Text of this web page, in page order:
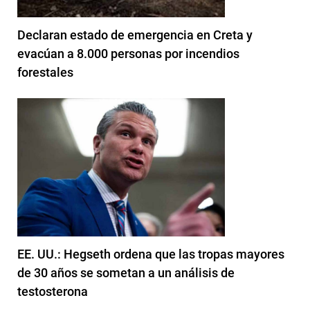
Declaran estado de emergencia en Creta y
evacúan a 8.000 personas por incendios
forestales
EE. UU.: Hegseth ordena que las tropas mayores
de 30 años se sometan a un análisis de
testosterona